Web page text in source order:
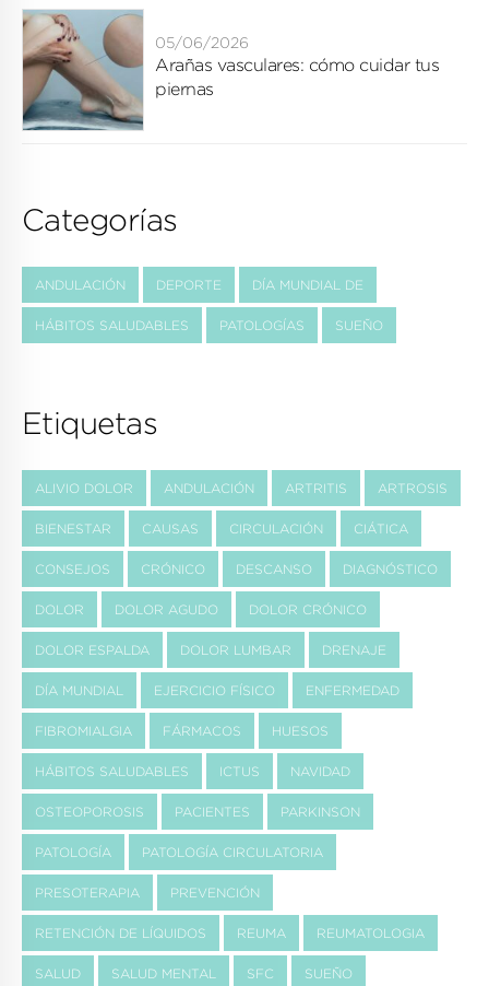
05/06/2026
Arañas vasculares: cómo cuidar tus
piernas
Categorías
ANDULACIÓN DEPORTE DÍA MUNDIAL DE
HÁBITOS SALUDABLES PATOLOGÍAS SUEÑO
Etiquetas
ALIVIO DOLOR ANDULACIÓN ARTRITIS ARTROSIS
BIENESTAR CAUSAS CIRCULACIÓN CIÁTICA
CONSEJOS CRÓNICO DESCANSO DIAGNÓSTICO
DOLOR DOLOR AGUDO DOLOR CRÓNICO
DOLOR ESPALDA DOLOR LUMBAR DRENAJE
DÍA MUNDIAL EJERCICIO FÍSICO ENFERMEDAD
FIBROMIALGIA FÁRMACOS HUESOS
HÁBITOS SALUDABLES ICTUS NAVIDAD
OSTEOPOROSIS PACIENTES PARKINSON
PATOLOGÍA PATOLOGÍA CIRCULATORIA
PRESOTERAPIA PREVENCIÓN
RETENCIÓN DE LÍQUIDOS REUMA REUMATOLOGIA
SALUD SALUD MENTAL SFC SUEÑO